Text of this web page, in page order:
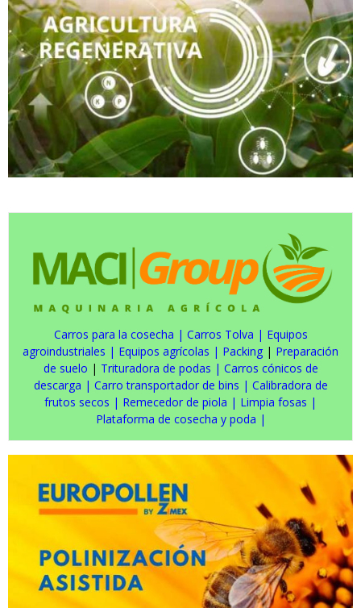
Carros para la cosecha | Carros Tolva | Equipos
agroindustriales | Equipos agrícolas | Packing | Preparación
de suelo | Trituradora de podas | Carros cónicos de
descarga | Carro transportador de bins | Calibradora de
frutos secos | Remecedor de piola | Limpia fosas |
Plataforma de cosecha y poda |